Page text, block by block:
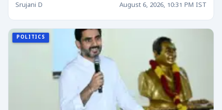
Srujani D August 6, 2026, 10:31 PM IST
POLITICS